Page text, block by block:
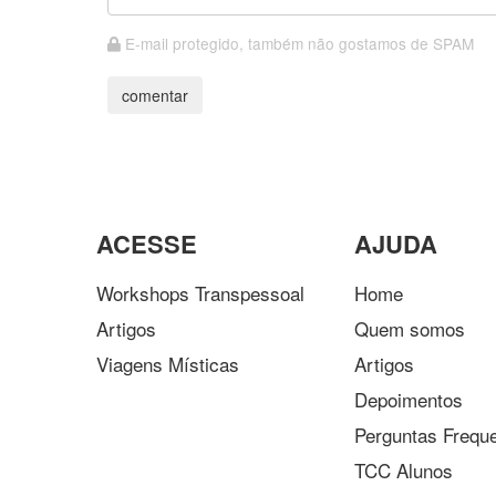
E-mail protegido, também não gostamos de SPAM
ACESSE
Workshops Transpessoal
Artigos
Viagens Místicas
AJUDA
Home
Quem somos
Artigos
Depoimentos
Perguntas
TCC Alunos